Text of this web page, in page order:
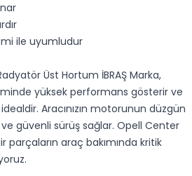
ile uyumludur
Üst Hortum İBRAŞ Marka,
yüksek performans gösterir ve
Aracınızın motorunun düzgün
güvenli sürüş sağlar. Opell Center
parçaların araç bakımında kritik